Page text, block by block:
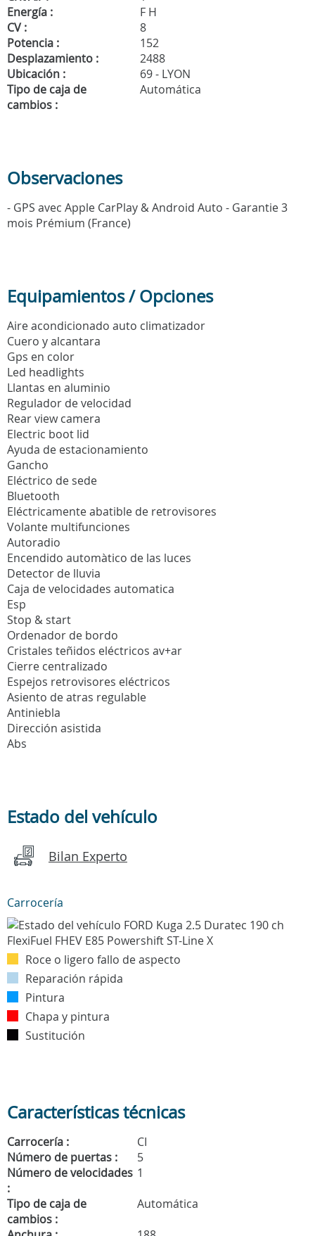
Energía :
F H
CV :
8
Potencia :
152
Desplazamiento :
2488
Ubicación :
69 - LYON
Tipo de caja de
cambios :
Automática
Observaciones
- GPS avec Apple CarPlay & Android Auto - Garantie 3
mois Prémium (France)
Equipamientos / Opciones
Aire acondicionado auto climatizador
Cuero y alcantara
Gps en color
Led headlights
Llantas en aluminio
Regulador de velocidad
Rear view camera
Electric boot lid
Ayuda de estacionamiento
Gancho
Eléctrico de sede
Bluetooth
Eléctricamente abatible de retrovisores
Volante multifunciones
Autoradio
Encendido automàtico de las luces
Detector de lluvia
Caja de velocidades automatica
Esp
Stop & start
Ordenador de bordo
Cristales teñidos eléctricos av+ar
Cierre centralizado
Espejos retrovisores eléctricos
Asiento de atras regulable
Antiniebla
Dirección asistida
Abs
Estado del vehículo
Bilan Experto
Carrocería
Roce o ligero fallo de aspecto
Reparación rápida
Pintura
Chapa y pintura
Sustitución
Características técnicas
Carrocería :
CI
Número de puertas :
5
Número de velocidades
:
1
Tipo de caja de
cambios :
Automática